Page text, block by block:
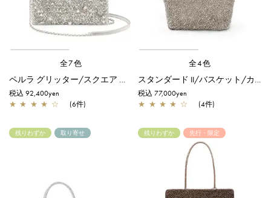
全7色
ペルラ グリッター/スクエア ミディアム/シルバー
税込 92,400yen
★ ★ ★ ★ ☆ (6件)
全4色
スタンダード II/バスケット/カーキシルバー
税込 77,000yen
★ ★ ★ ★ ☆ (4件)
残りわずか 取り寄せ 残りわずか 先行・限定